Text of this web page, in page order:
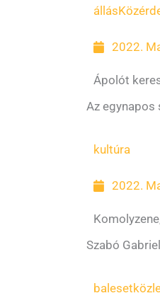
állás
2022.
Ápolót
Az egynapos
kultúra
2022.
Szabó
baleset